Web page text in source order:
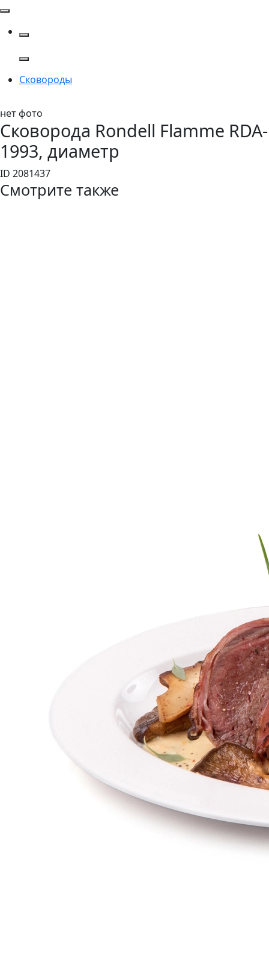
Сковороды
нет фото
Сковорода Rondell Flamme RDA-
1993, диаметр
ID 2081437
Смотрите также